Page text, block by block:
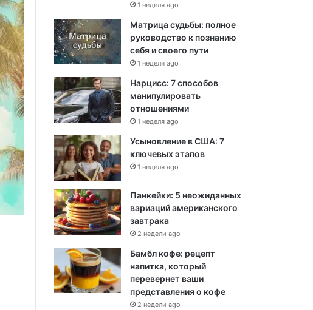
1 неделя ago
Матрица судьбы: полное
руководство к познанию
себя и своего пути
1 неделя ago
Нарцисс: 7 способов
манипулировать
отношениями
1 неделя ago
Усыновление в США: 7
ключевых этапов
1 неделя ago
Панкейки: 5 неожиданных
вариаций американского
завтрака
2 недели ago
Бамбл кофе: рецепт
напитка, который
перевернет ваши
представления о кофе
2 недели ago